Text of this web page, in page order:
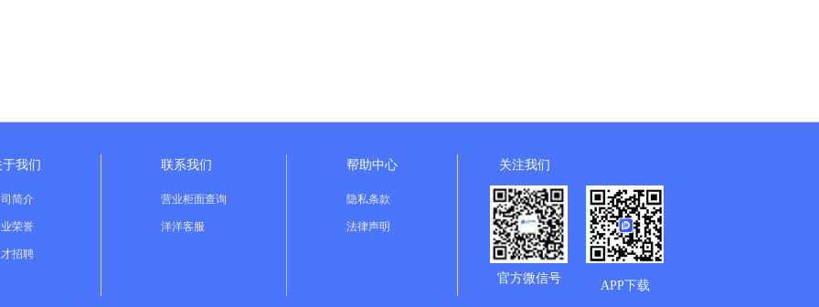
于我们
简介
荣誉
招聘
联系我们
营业柜面查询
洋洋客服
帮助中心
隐私条款
法律声明
关注我们
官方微信号
APP下载